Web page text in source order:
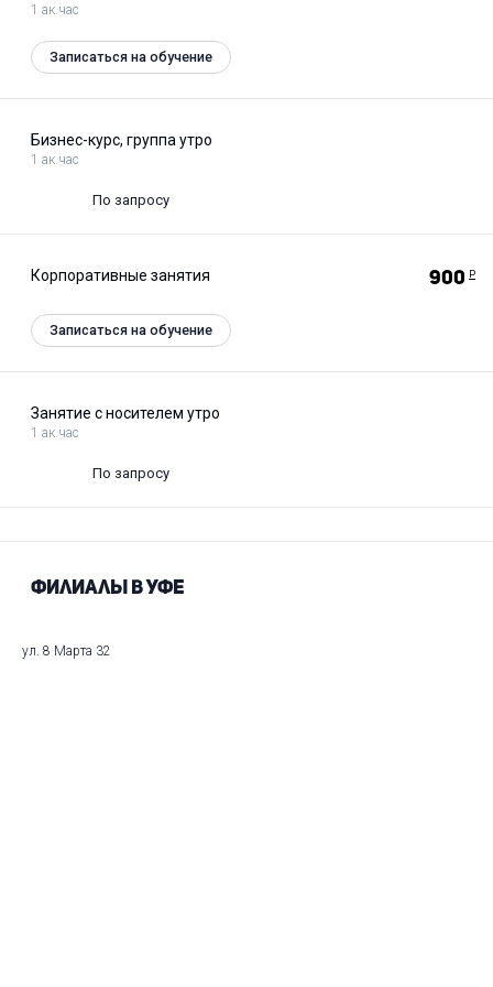
1 ак.час
Записаться на обучение
Бизнес-курс, группа утро
1 ак.час
По запросу
Корпоративные занятия 900 Р
Записаться на обучение
Занятие с носителем утро
1 ак.час
По запросу
Филиалы в Уфе
ул. 8 Марта 32